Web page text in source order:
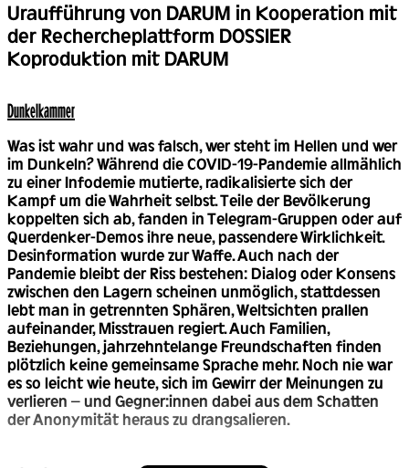
Uraufführung von DARUM in Kooperation mit
der Rechercheplattform DOSSIER
Koproduktion mit DARUM
Dunkel­kammer
Was ist wahr und was falsch, wer steht im Hellen und wer
im Dunkeln? Während die COVID-19-Pandemie allmählich
zu einer Infodemie mutierte, radikalisierte sich der
Kampf um die Wahrheit selbst. Teile der Bevölkerung
koppelten sich ab, fanden in Telegram-Gruppen oder auf
Querdenker-Demos ihre neue, passendere Wirklichkeit.
Desinformation wurde zur Waffe. Auch nach der
Pandemie bleibt der Riss bestehen: Dialog oder Konsens
zwischen den Lagern scheinen unmöglich, stattdessen
lebt man in getrennten Sphären, Weltsichten prallen
aufeinander, Misstrauen regiert. Auch Familien,
Beziehungen, jahrzehntelange Freundschaften finden
plötzlich keine gemeinsame Sprache mehr. Noch nie war
es so leicht wie heute, sich im Gewirr der Meinungen zu
verlieren – und Gegner:innen dabei aus dem Schatten
der Anonymität heraus zu drangsalieren.